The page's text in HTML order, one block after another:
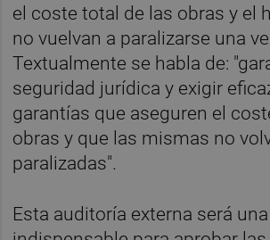
el coste total de las obras y el
no vuelvan a paralizarse una
Textualmente se habla de:
seguridad jurídica y exigir
garantías que aseguren el
obras y que las mismas no
paralizadas".
Esta auditoría externa será